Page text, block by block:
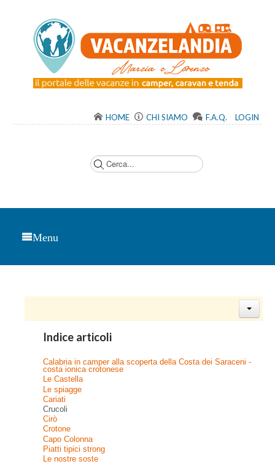
HOME CHI SIAMO F.A.Q. LOGIN
Menu
Indice articoli
Calabria in camper alla scoperta della Costa dei Saraceni -
costa ionica crotonese
Le Castella
Le spiagge
Cariati
Crucoli
Cirò
Crotone
Capo Colonna
Piatti tipici strong
Le nostre soste